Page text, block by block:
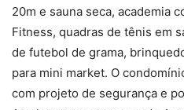
20m e sauna seca, academia
Fitness, quadras de tênis em
de futebol de grama,
para mini market. O
com projeto de segurança e